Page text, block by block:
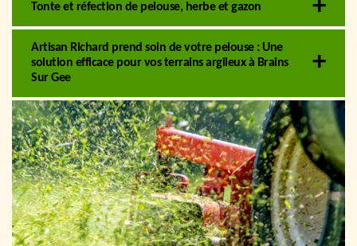
Tonte et réfection de pelouse, herbe et gazon
Artisan Richard prend soin de votre pelouse : Une
solution efficace pour vos terrains argileux à Brains
Sur Gee